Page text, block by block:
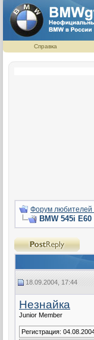
Справка
Форум любителей
BMW 545i
18.09.2004, 17:44
Незнайка
Junior Member
Регистрация: